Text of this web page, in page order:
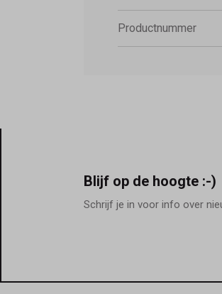
Productnummer
Blijf op de hoogte :-)
Schrijf je in voor info over